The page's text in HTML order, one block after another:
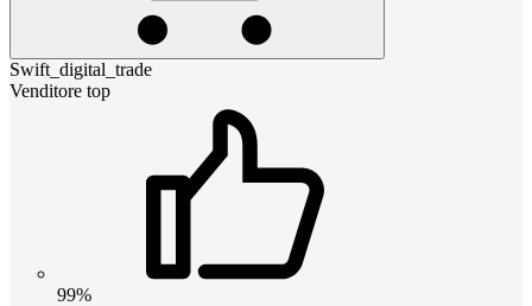
Swift_digital_trade
Venditore top
99%